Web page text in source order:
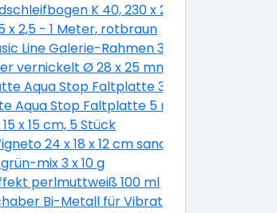
K 40, 230 x 280 cm
x 2,5 - 1 Meter, rotbraun
cmLine Galerie-Rahmen 30 x 30 cm
vernickelt Ø 28 x 25 mm -1 Stück
Aqua Stop Faltplatte 3 mm stark
Aqua Stop Faltplatte 5 mm stark
x 15 cm, 5 Stück
24 x 18 x 12 cm sandsteingelb
Ø 6 mm
mix 3 x 10 g
perlmuttweiß 100 ml
Bi-Metall für Vibrationssägen